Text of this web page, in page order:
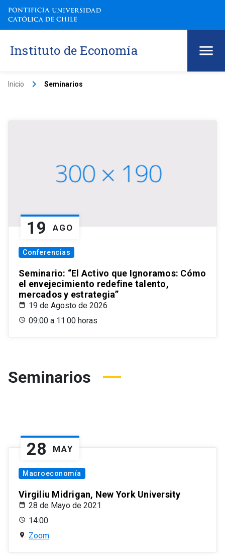
Instituto de Economía
Inicio keyboard_arrow_right Seminarios
19 AGO
Conferencias
Seminario: “El Activo que Ignoramos: Cómo
el envejecimiento redefine talento,
mercados y estrategia”
19 de Agosto de 2026
09:00 a 11:00 horas
Seminarios
28 MAY
Macroeconomía
Virgiliu Midrigan, New York University
28 de Mayo de 2021
14:00
Zoom